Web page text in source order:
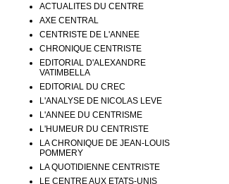
ACTUALITES DU CENTRE
AXE CENTRAL
CENTRISTE DE L'ANNEE
CHRONIQUE CENTRISTE
EDITORIAL D'ALEXANDRE
VATIMBELLA
EDITORIAL DU CREC
L'ANALYSE DE NICOLAS LEVE
L'ANNEE DU CENTRISME
L'HUMEUR DU CENTRISTE
LA CHRONIQUE DE JEAN-LOUIS
POMMERY
LA QUOTIDIENNE CENTRISTE
LE CENTRE AUX ETATS-UNIS